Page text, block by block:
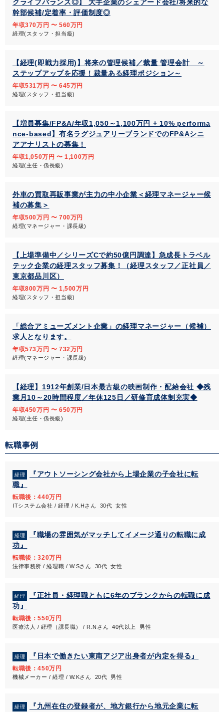
クライフバランス◎】 大手企業のシェアード会社/将来的な
幹部候補/定着率・評価制度◎
年収370万円 〜 560万円
経理(スタッフ・担当級)
【経理(即戦力採用)】将来の管理候補／裁量 管理会計 ～
ステップアップを応援！裁量ある経理ポジション～
年収531万円 〜 645万円
経理(スタッフ・担当級)
【増員募集/FP&A/年収1,050～1,100万円 + 10% performa
nce-based】有名ラグジュアリーブランドでのFP&Aシニ
アアナリストの募集！
年収1,050万円 〜 1,100万円
経理(主任・係長級)
外車の買取再販事業が主力の中小企業＜経理マネージャー候
補の募集＞
年収500万円 〜 700万円
経理(マネージャー・課長級)
【上場準備中／シリーズCで約50億円調達】急成長トラベル
テック企業の経理スタッフ募集！（経理スタッフ／正社員／
東京都品川区）
年収800万円 〜 1,500万円
経理(スタッフ・担当級)
「総合アミューズメント企業」の経理マネージャー（候補）
求人となります。
年収573万円 〜 732万円
経理(マネージャー・課長級)
【経理】1912年創業/日本最古級の映画制作・配給会社 ◆残
業月10～20時間程度／年休125日／研修育成体制充実◆
年収450万円 〜 650万円
経理(主任・係長級)
転職事例
経理
『アウトソーシング会社から上場企業の子会社に転
職』
転職後：440万円
ITシステム会社 / 経理 / K.Hさん 30代 女性
経理
『職場の雰囲気がマッチしてイメージ通りの転職に成
功』
転職後：320万円
法律事務所 / 経理職 / W.Sさん 30代 女性
経理
『正社員・経理職ともに6年のブランクからの転職に成
功』
転職後：550万円
医療法人 / 経理（課長職） / R.Nさん 40代以上 男性
経理 『日本で働きたい東南アジア出身者が内定を得る』
転職後：450万円
機械メーカー / 経理 / W.Kさん 20代 男性
経理
『九州在住の登録者が、地方銀行から地元企業に転